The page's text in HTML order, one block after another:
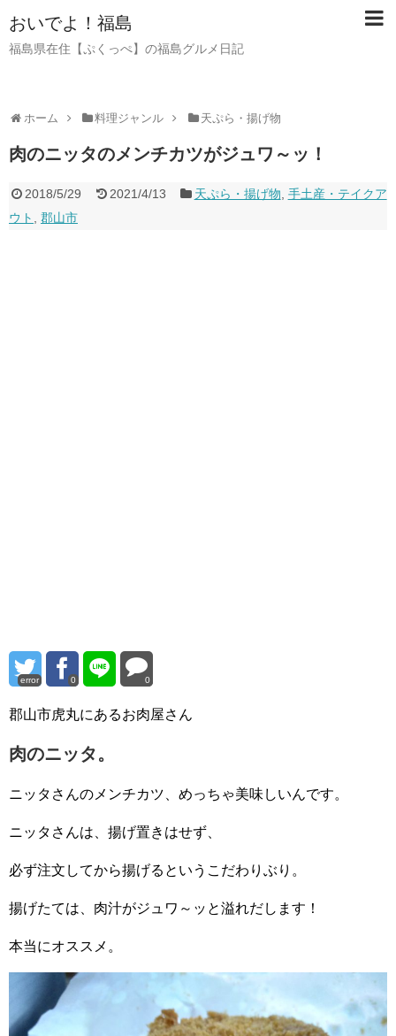
おいでよ！福島
福島県在住【ぷくっぺ】の福島グルメ日記
ホーム 料理ジャンル 天ぷら・揚げ物
肉のニッタのメンチカツがジュワ～ッ！
2018/5/29 2021/4/13 天ぷら・揚げ物 手土産・テイクア
ウト
郡山市
error 0 0
郡山市虎丸にあるお肉屋さん
肉のニッタ。
ニッタさんのメンチカツ、めっちゃ美味しいんです。
ニッタさんは、揚げ置きはせず、
必ず注文してから揚げるというこだわりぶり。
揚げたては、肉汁がジュワ～ッと溢れだします！
本当にオススメ。